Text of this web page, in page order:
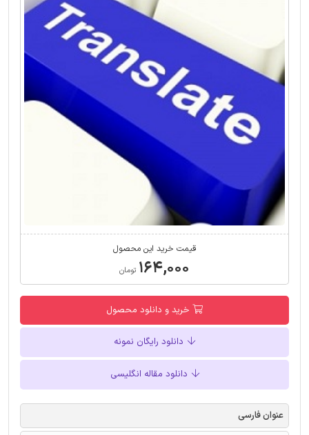
قیمت خرید این محصول
۱۶۴,۰۰۰ تومان
خرید و دانلود محصول
دانلود رایگان نمونه
دانلود مقاله انگلیسی
عنوان فارسی